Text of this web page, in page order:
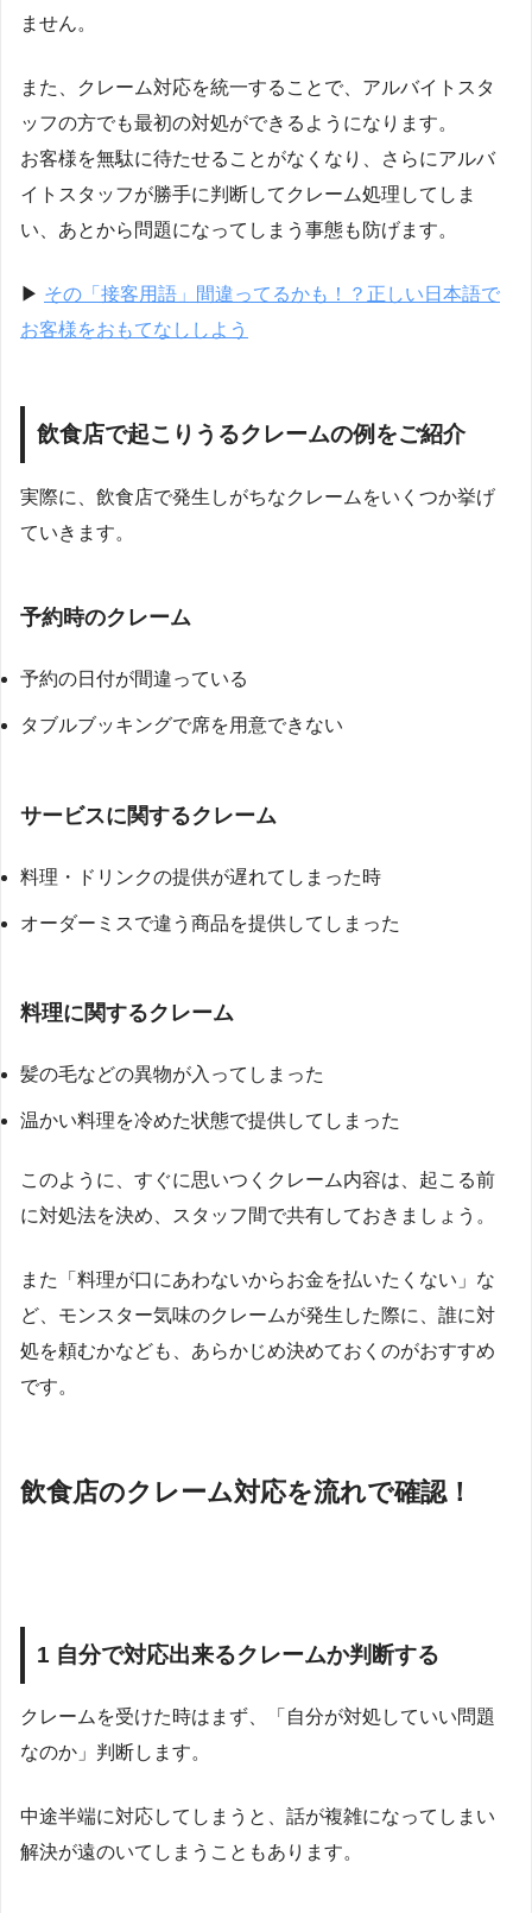
ません。
また、クレーム対応を統一することで、アルバイトスタ
ッフの方でも最初の対処ができるようになります。
お客様を無駄に待たせることがなくなり、さらにアルバ
イトスタッフが勝手に判断してクレーム処理してしま
い、あとから問題になってしまう事態も防げます。
▶︎ その「接客用語」間違ってるかも！？正しい日本語で
お客様をおもてなししよう
飲食店で起こりうるクレームの例をご紹介
実際に、飲食店で発生しがちなクレームをいくつか挙げ
ていきます。
予約時のクレーム
予約の日付が間違っている
タブルブッキングで席を用意できない
サービスに関するクレーム
料理・ドリンクの提供が遅れてしまった時
オーダーミスで違う商品を提供してしまった
料理に関するクレーム
髪の毛などの異物が入ってしまった
温かい料理を冷めた状態で提供してしまった
このように、すぐに思いつくクレーム内容は、起こる前
に対処法を決め、スタッフ間で共有しておきましょう。
また「料理が口にあわないからお金を払いたくない」な
ど、モンスター気味のクレームが発生した際に、誰に対
処を頼むかなども、あらかじめ決めておくのがおすすめ
です。
飲食店のクレーム対応を流れで確認！
1 自分で対応出来るクレームか判断する
クレームを受けた時はまず、「自分が対処していい問題
なのか」判断します。
中途半端に対応してしまうと、話が複雑になってしまい
解決が遠のいてしまうこともあります。